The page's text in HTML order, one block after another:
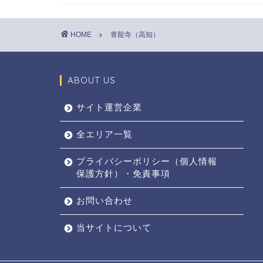
HOME 青龍寺（高知）
ABOUT US
サイト運営企業
全エリア一覧
プライバシーポリシー（個人情報
保護方針）・免責事項
お問い合わせ
当サイトについて